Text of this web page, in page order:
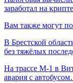
заработал на
Вам также могут
В Брестской
без тяжёлых
На трассе М-1 в
авария с